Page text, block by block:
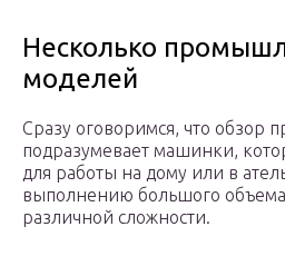
Несколько
моделей
Сразу оговоримся, что обзор
подразумевает машинки,
для работы на дому или в
выполнению большого
различной сложности.